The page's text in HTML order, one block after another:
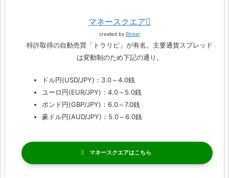
マネースクエア
created by Rinker
特許取得の自動売買「トラリピ」が有名。主要通貨スプレッド
は変動制のため下記の通り。
ドル円(USD/JPY)：3.0～4.0銭
ユーロ円(EUR/JPY)：4.0～5.0銭
ポンド円(GBP/JPY)：6.0～7.0銭
豪ドル円(AUD/JPY)：5.0～6.0銭
マネースクエア